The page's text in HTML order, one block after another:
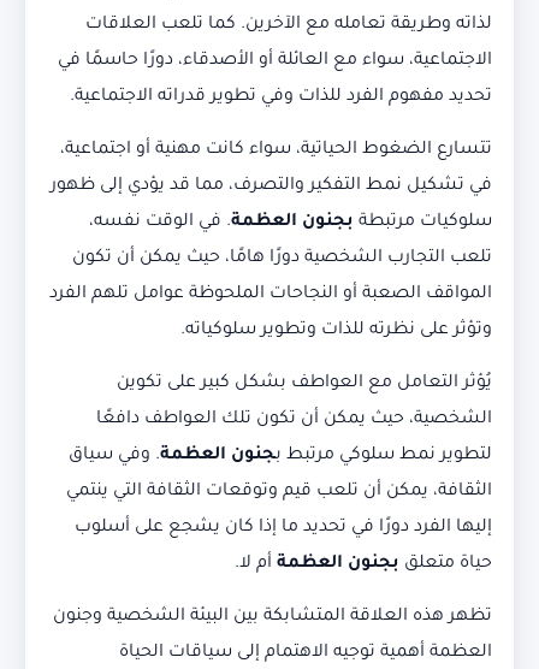
لذاته وطريقة تعامله مع الآخرين. كما تلعب العلاقات
الاجتماعية، سواء مع العائلة أو الأصدقاء، دورًا حاسمًا في
تحديد مفهوم الفرد للذات وفي تطوير قدراته الاجتماعية.
تتسارع الضغوط الحياتية، سواء كانت مهنية أو اجتماعية،
في تشكيل نمط التفكير والتصرف، مما قد يؤدي إلى ظهور
سلوكيات مرتبطة بجنون العظمة. في الوقت نفسه،
تلعب التجارب الشخصية دورًا هامًا، حيث يمكن أن تكون
المواقف الصعبة أو النجاحات الملحوظة عوامل تلهم الفرد
وتؤثر على نظرته للذات وتطوير سلوكياته.
يُؤثر التعامل مع العواطف بشكل كبير على تكوين
الشخصية، حيث يمكن أن تكون تلك العواطف دافعًا
لتطوير نمط سلوكي مرتبط بجنون العظمة. وفي سياق
الثقافة، يمكن أن تلعب قيم وتوقعات الثقافة التي ينتمي
إليها الفرد دورًا في تحديد ما إذا كان يشجع على أسلوب
حياة متعلق بجنون العظمة أم لا.
تظهر هذه العلاقة المتشابكة بين البيئة الشخصية وجنون
العظمة أهمية توجيه الاهتمام إلى سياقات الحياة